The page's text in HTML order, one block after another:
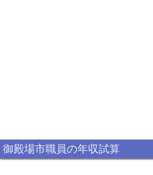
御殿場市職員の年収試算